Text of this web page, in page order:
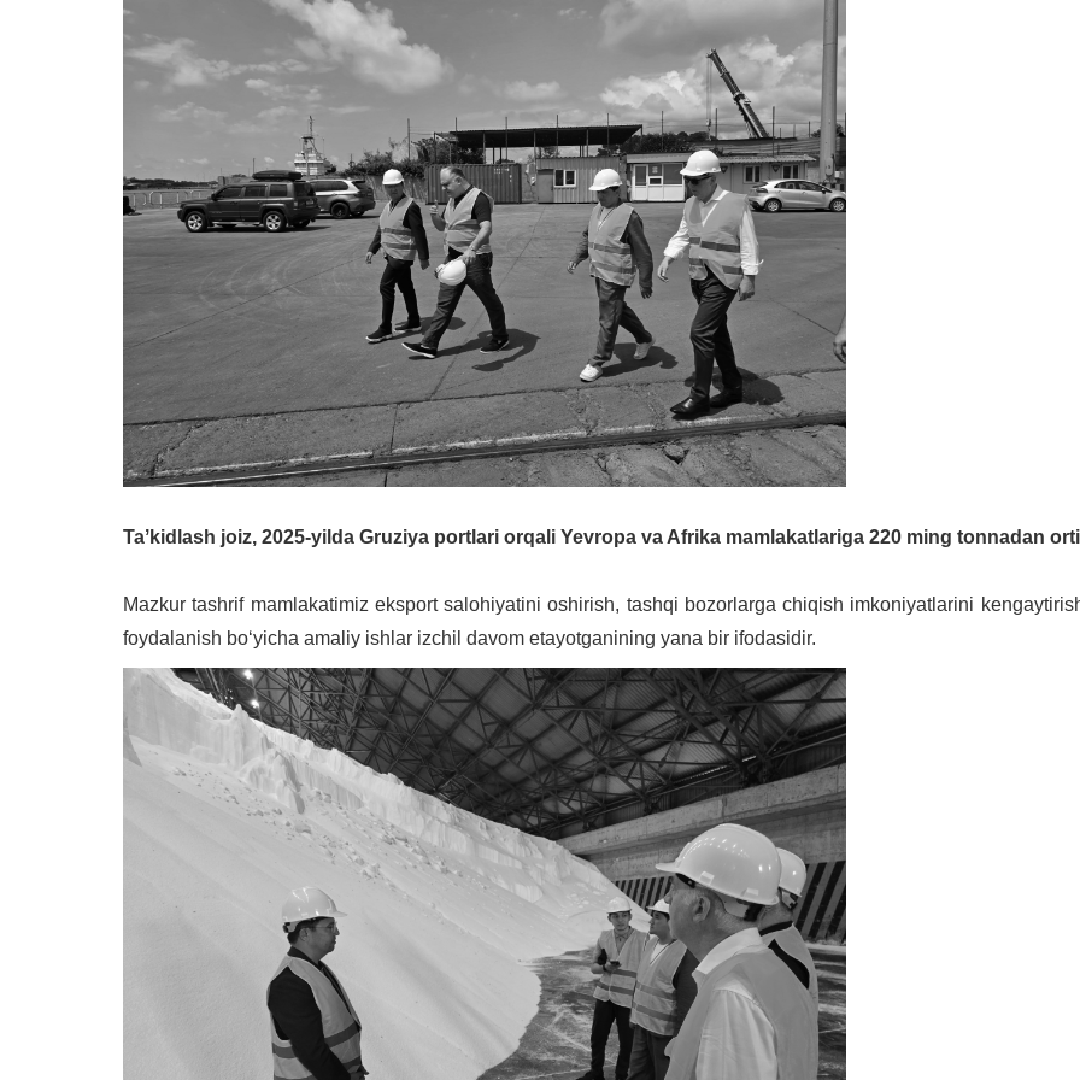
Taʼkidlash joiz, 2025-yilda Gruziya portlari orqali Yevropa va Afrika mamlakatlariga 220 ming tonnadan
Mazkur tashrif mamlakatimiz eksport salohiyatini oshirish, tashqi bozorlarga chiqish imkoniyatlarini
foydalanish boʻyicha amaliy ishlar izchil davom etayotganining yana bir ifodasidir.